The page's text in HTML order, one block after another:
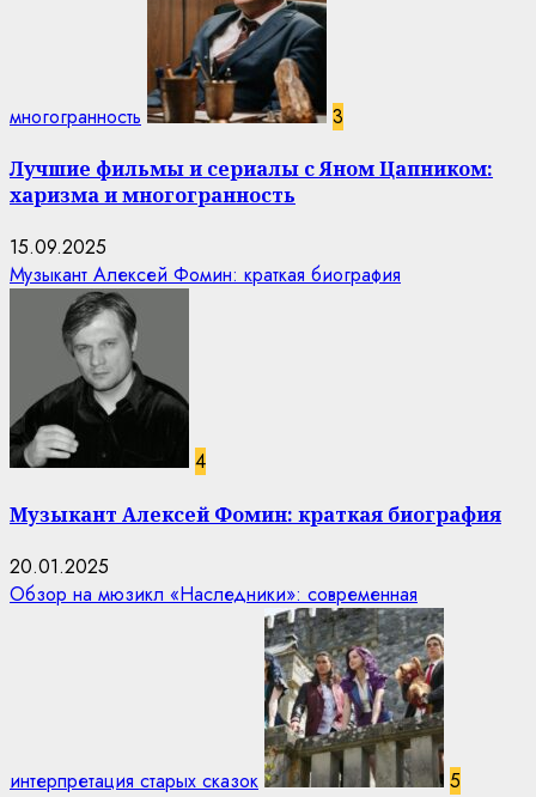
многогранность 3
Лучшие фильмы и сериалы с Яном Цапником:
харизма и многогранность
15.09.2025
Музыкант Алексей Фомин: краткая биография
4
Музыкант Алексей Фомин: краткая биография
20.01.2025
Обзор на мюзикл «Наследники»: современная
интерпретация старых сказок 5